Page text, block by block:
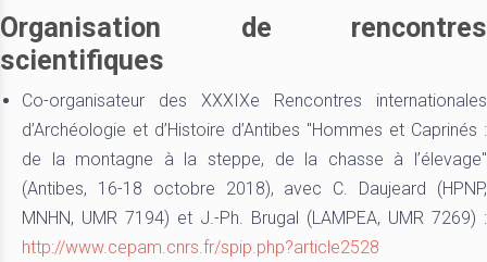
Organisation de rencontres
scientifiques
Co-organisateur des XXXIXe Rencontres internationales
d’Archéologie et d’Histoire d’Antibes "Hommes et Caprinés :
de la montagne à la steppe, de la chasse à l’élevage"
(Antibes, 16-18 octobre 2018), avec C. Daujeard (HPNP,
MNHN, UMR 7194) et J.-Ph. Brugal (LAMPEA, UMR 7269) :
http://www.cepam.cnrs.fr/spip.php?article2528